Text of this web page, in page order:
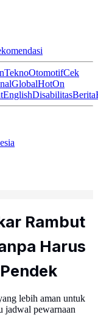
TeknoOtomotifCek
GlobalHotOn
EnglishDisabilitasBerita
Rambut
Harus
lebih aman untuk
jadwal pewarnaan